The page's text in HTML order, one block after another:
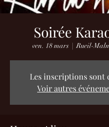
Soirée
ven. 18 mars
  |
Rueil-
Les inscriptions sont
Voir autres